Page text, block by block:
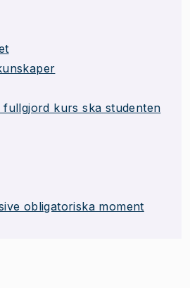
fullgjord kurs ska studenten
obligatoriska moment